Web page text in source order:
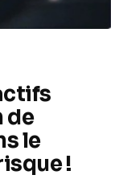
de
le
!